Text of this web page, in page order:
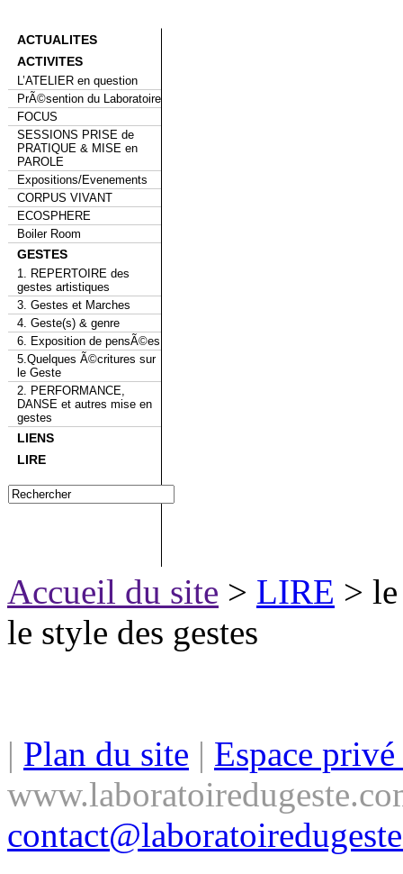
ACTUALITES
ACTIVITES
L’ATELIER en question
PrÃ©sention du Laboratoire
FOCUS
SESSIONS PRISE de
PRATIQUE & MISE en
PAROLE
Expositions/Evenements
CORPUS VIVANT
ECOSPHERE
Boiler Room
GESTES
1. REPERTOIRE des
gestes artistiques
3. Gestes et Marches
4. Geste(s) & genre
6. Exposition de pensÃ©es
5.Quelques Ã©critures sur
le Geste
2. PERFORMANCE,
DANSE et autres mise en
gestes
LIENS
LIRE
Accueil du site > LIRE >
le style des gestes
| Plan du site | Espace privé